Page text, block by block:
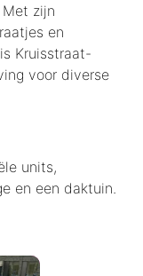
zijn
en
Kruisstraat-
voor diverse
units,
en een daktuin.